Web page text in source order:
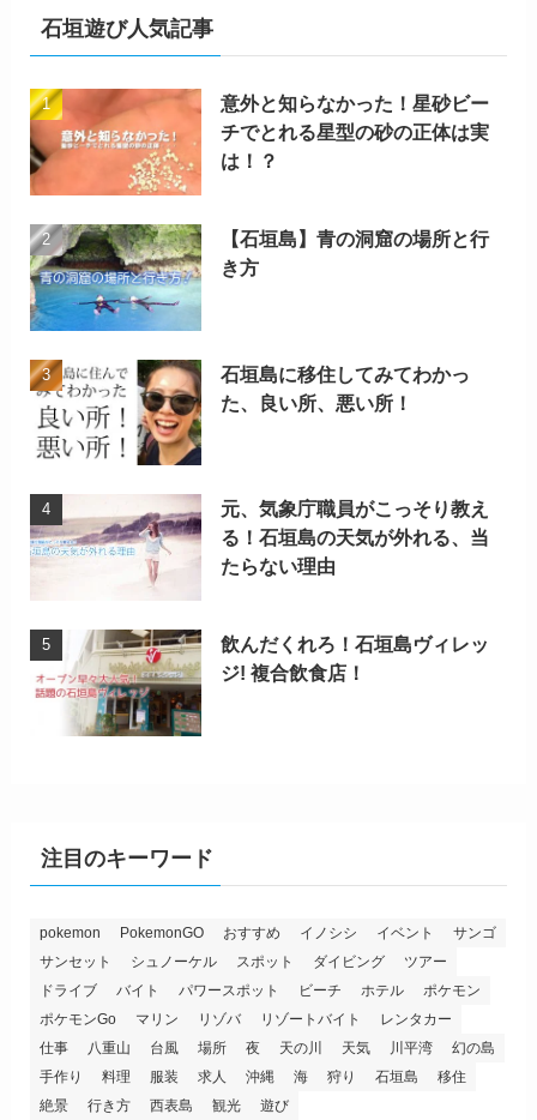
石垣遊び人気記事
意外と知らなかった！星砂ビー
チでとれる星型の砂の正体は実
は！？
【石垣島】青の洞窟の場所と行
き方
石垣島に移住してみてわかっ
た、良い所、悪い所！
元、気象庁職員がこっそり教え
る！石垣島の天気が外れる、当
たらない理由
飲んだくれろ！石垣島ヴィレッ
ジ! 複合飲食店！
注目のキーワード
pokemon PokemonGO おすすめ イノシシ イベント
サンゴ
サンセット
シュノーケル スポット ダイビング
ツアー
ドライブ
バイト パワースポット ビーチ ホテル
ポケモン
ポケモンGo
マリン リゾバ リゾートバイト
レンタカー
仕事
八重山 台風 場所 夜 天の川 天気 川平湾
幻の島
手作り
料理 服装 求人 沖縄 海 狩り 石垣島
移住
絶景
行き方 西表島 観光 遊び